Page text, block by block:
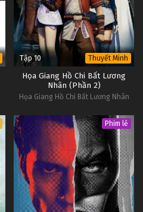
Tập 10 Thuyết Minh
Họa Giang Hồ Chi Bất Lương
Nhân (Phần 2)
Họa Giang Hồ Chi Bất Lương Nhân
Phim lẻ